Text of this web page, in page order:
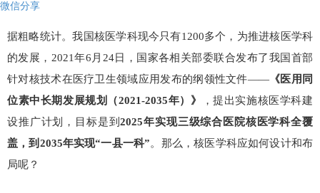
微信分享
据粗略统计。我国核医学科现今只有1200多个，为推进核医学科
的发展，2021年6月24日，国家各相关部委联合发布了我国首部
针对核技术在医疗卫生领域应用发布的纲领性文件——《医用同
位素中长期发展规划（2021-2035年）》
，提出实施核医学科建
设推广计划，目标是到2025年实现三级综合医院核医学科全覆
盖，到2035年实现“一县一科”。那么，核医学科应如何设计和布
局呢？